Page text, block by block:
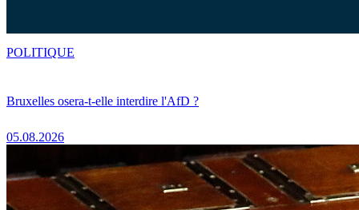
Bruxelles osera-t-elle interdire l'AfD ?
05.08.2026
POLITIQUE